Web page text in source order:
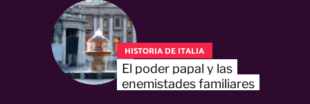
HISTORIA DE ITALIA
El poder papal y las
enemistades familiares